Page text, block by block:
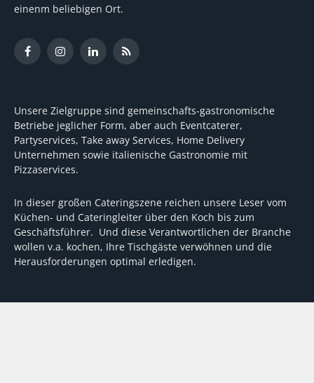
einenm beliebigen Ort.
FacebookInstagramLinkedInRSS
Unsere Zielgruppe sind gemeinschafts-gastronomische
Betriebe jeglicher Form, aber auch Eventcaterer,
Partyservices, Take away Services, Home Delivery
Unternehmen sowie italienische Gastronomie mit
Pizzaservices.
In dieser großen Cateringszene reichen unsere Leser vom
Küchen- und Cateringleiter über den Koch bis zum
Geschäftsführer. Und diese Verantwortlichen der Branche
wollen v.a. kochen, Ihre Tischgäste verwöhnen und die
Herausforderungen optimal erledigen.